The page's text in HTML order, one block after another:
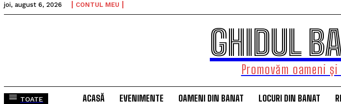
joi, august 6, 2026 CONTUL MEU
GHIDUL
Promovăm oameni
TOATE ACASĂ EVENIMENTE OAMENI DIN BANAT LOCURI DIN BANAT